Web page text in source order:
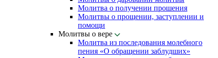
Молитва о получении прошения
Молитвы о прощении, заступлении и
помощи
Молитвы о вере
Молитва из последования молебного
пения «О обращении заблудших»